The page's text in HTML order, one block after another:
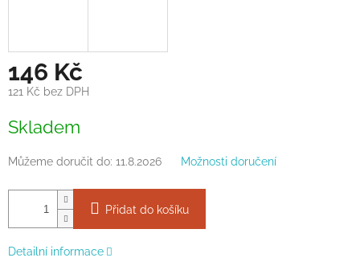
146 Kč
121 Kč bez DPH
cena:
Skladem
Můžeme doručit do: 11.8.2026 Možnosti doručení
Přidat do košíku
Detailní informace